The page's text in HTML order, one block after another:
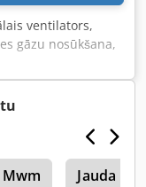
ventilators,
gāzu nosūkšana,
ventilators,
- Motora jauda:
Dodschaygjpfx
Izplūdes
mm - Svars:
Mwm Jauda